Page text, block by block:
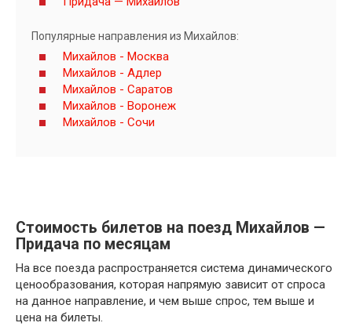
Популярные направления из Михайлов:
Михайлов - Москва
Михайлов - Адлер
Михайлов - Саратов
Михайлов - Воронеж
Михайлов - Сочи
Стоимость билетов на поезд Михайлов —
Придача по месяцам
На все поезда распространяется система динамического
ценообразования, которая напрямую зависит от спроса
на данное направление, и чем выше спрос, тем выше и
цена на билеты.